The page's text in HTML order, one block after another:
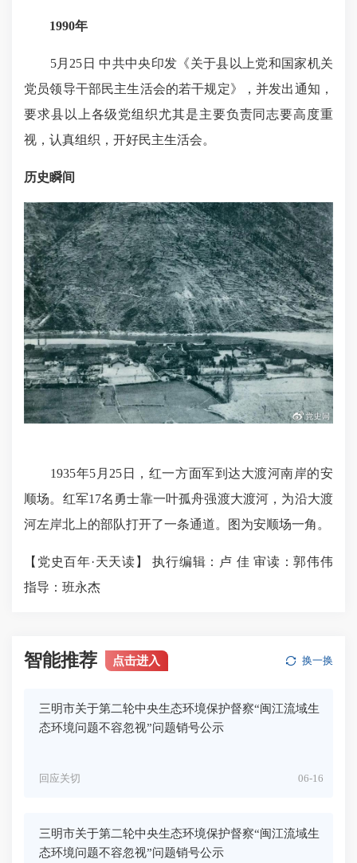
1990年
5月25日 中共中央印发《关于县以上党和国家机关
党员领导干部民主生活会的若干规定》，并发出通知，
要求县以上各级党组织尤其是主要负责同志要高度重
视，认真组织，开好民主生活会。
历史瞬间
1935年5月25日，红一方面军到达大渡河南岸的安
顺场。红军17名勇士靠一叶孤舟强渡大渡河，为沿大渡
河左岸北上的部队打开了一条通道。图为安顺场一角。
【党史百年·天天读】 执行编辑：卢 佳 审读：郭伟伟
指导：班永杰
智能推荐 点击进入 换一换
三明市关于第二轮中央生态环境保护督察“闽江流域生
态环境问题不容忽视”问题销号公示
06-16
回应关切
三明市关于第二轮中央生态环境保护督察“闽江流域生
态环境问题不容忽视”问题销号公示